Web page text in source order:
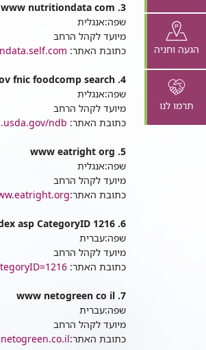
הגעה וחניה
תרמו לנו
3. www nutritiondata com
שפה:אנגלית
מיועד לקהל הרחב
כתובת האתר:
4. www nal usda gov fnic foodcomp search
שפה:אנגלית
מיועד לקהל הרחב
כתובת האתר: ndb/
5. www eatright org
שפה:אנגלית
מיועד לקהל הרחב
כתובת האתר:
6. www wingate org il Index asp CategoryID 1216
שפה:עברית
מיועד לקהל הרחב
כתובת האתר:
7. www netogreen co il
שפה:עברית
מיועד לקהל הרחב
כתובת האתר: